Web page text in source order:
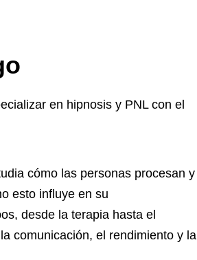
en hipnosis y PNL con el
cómo las personas procesan y
esto influye en su
desde la terapia hasta el
comunicación, el rendimiento y la